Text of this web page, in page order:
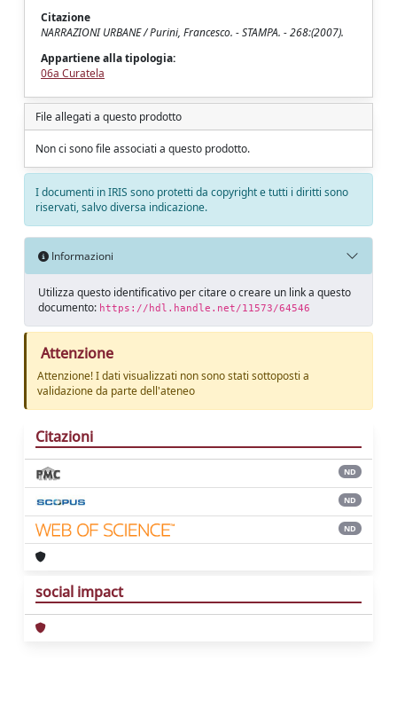
Citazione
NARRAZIONI URBANE / Purini, Francesco. - STAMPA. - 268:(2007).
Appartiene alla tipologia:
06a Curatela
File allegati a questo prodotto
Non ci sono file associati a questo prodotto.
I documenti in IRIS sono protetti da copyright e tutti i diritti sono
riservati, salvo diversa indicazione.
Informazioni
Utilizza questo identificativo per citare o creare un link a questo
documento: https://hdl.handle.net/11573/64546
Attenzione
Attenzione! I dati visualizzati non sono stati sottoposti a
validazione da parte dell'ateneo
Citazioni
ND
ND
ND
social impact